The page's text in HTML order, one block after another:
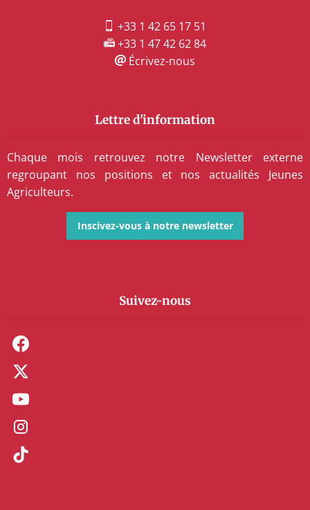
+33 1 42 65 17 51
+33 1 47 42 62 84
Écrivez-nous
Lettre d'information
Chaque mois retrouvez notre Newsletter externe
regroupant nos positions et nos actualités Jeunes
Agriculteurs.
Inscivez-vous à notre newsletter
Suivez-nous